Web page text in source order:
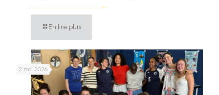
En lire plus
2 mai 2026